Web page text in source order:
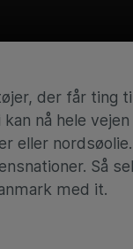
der får ting
nå hele
eller
Så
med it.